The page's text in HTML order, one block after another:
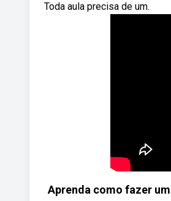
Toda aula precisa de um.
Aprenda como fazer